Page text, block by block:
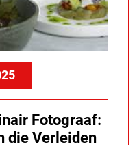
Fotograaf:
die Verleiden